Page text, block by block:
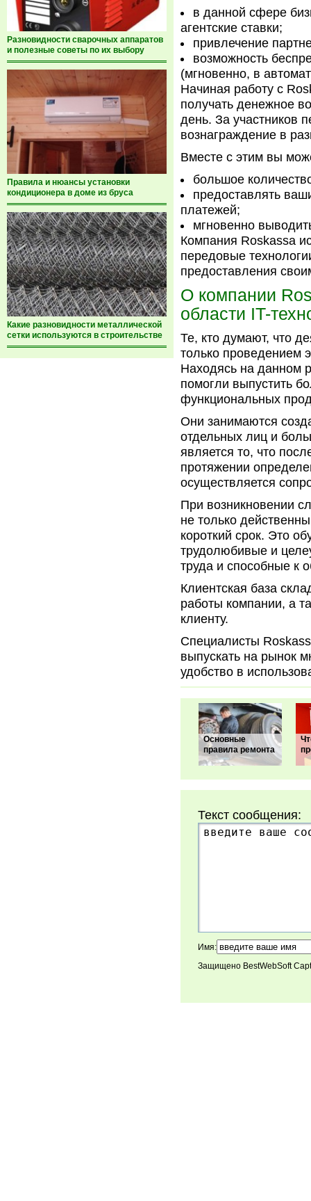
Разновидности сварочных аппаратов
и полезные советы по их выбору
Правила и нюансы установки
кондиционера в доме из бруса
Какие разновидности металлической
сетки используются в строительстве
в данной сфере
агентские ставки;
привлечение
возможность
(мгновенно, в
Начиная работу с
получать денежное
день. За участников
вознаграждение в
Вместе с этим вы
большое
предоставлять
платежей;
мгновенно
Компания Roskassa
передовые
предоставления
О компании
области IT-
Те, кто думают, что
только проведением
Находясь на данном
помогли выпустить
функциональных
Они занимаются
отдельных лиц и
является то, что
протяжении
осуществляется
При возникновении
не только
короткий срок. Это
трудолюбивые и
труда и способные к
Клиентская база
работы компании, а
клиенту.
Специалисты
выпускать на рынок
удобство в
Основные
правила ремонта
Текст сообщения:
Имя:
Защищено BestWebSoft